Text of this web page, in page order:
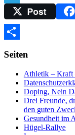
TelegramPost
Seiten
Athletik – Kraft
Doping, Nein
Drei Freunde,
den guten
Gesundheit im
Hügel-Rallye